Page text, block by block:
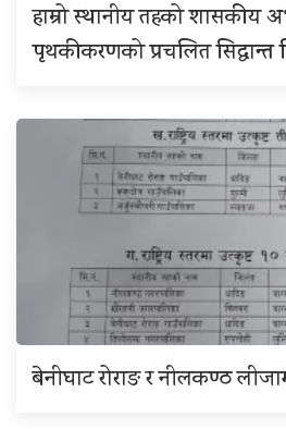
हाम्रो स्थानीय तहको शासकीय
पृथकीकरणको प्रचलित सिद्धान्त
बेनीघाट रोराङ र नीलकण्ठ